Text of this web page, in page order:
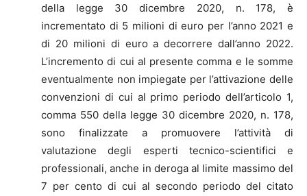
della legge 30 dicembre 2020, n. 178, è
incrementato di 5 milioni di euro per l’anno 2021 e
di 20 milioni di euro a decorrere dall’anno 2022.
L’incremento di cui al presente comma e le somme
eventualmente non impiegate per l’attivazione delle
convenzioni di cui al primo periodo dell’articolo 1,
comma 550 della legge 30 dicembre 2020, n. 178,
sono finalizzate a promuovere l’attività di
valutazione degli esperti tecnico-scientifici e
professionali, anche in deroga al limite massimo del
7 per cento di cui al secondo periodo del citato